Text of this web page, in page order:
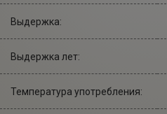
Выдержка:
Выдержка лет:
Температура употребления: